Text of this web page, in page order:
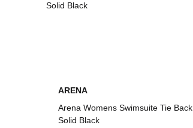
ARENA
Arena Womens Swimsuite Tie Back
Solid Black